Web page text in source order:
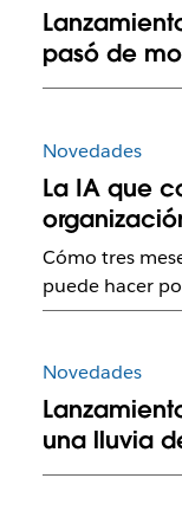
pasó de
Novedades
La IA que
Cómo tres
puede hacer
Novedades
una lluvia